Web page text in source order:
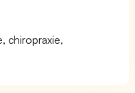
chiropraxie,